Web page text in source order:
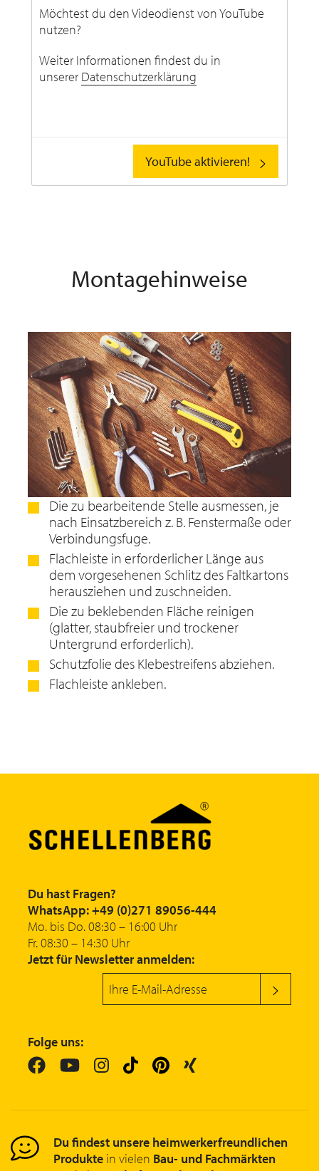
Möchtest du den Videodienst von YouTube
nutzen?
Weiter Informationen findest du in
unserer Datenschutzerklärung
YouTube aktivieren!
Montagehinweise
Die zu bearbeitende Stelle ausmessen, je
nach Einsatzbereich z. B. Fenstermaße oder
Verbindungsfuge.
Flachleiste in erforderlicher Länge aus
dem vorgesehenen Schlitz des Faltkartons
herausziehen und zuschneiden.
Die zu beklebenden Fläche reinigen
(glatter, staubfreier und trockener
Untergrund erforderlich).
Schutzfolie des Klebestreifens abziehen.
Flachleiste ankleben.
Du hast Fragen?
WhatsApp: +49 (0)271 89056-444
Mo. bis Do. 08:30 – 16:00 Uhr
Fr. 08:30 – 14:30 Uhr
Jetzt für Newsletter anmelden:
Folge uns:
Du findest unsere heimwerkerfreundlichen
Produkte in vielen Bau- und Fachmärkten